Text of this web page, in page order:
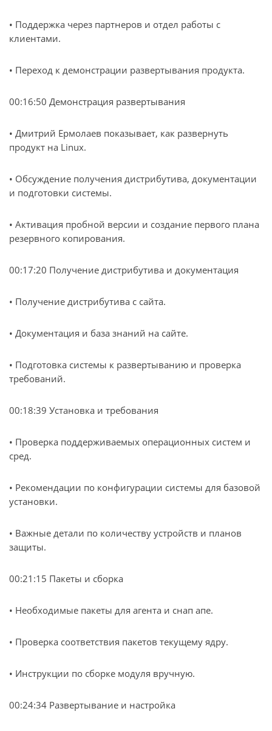
• Поддержка через партнеров и отдел работы с
клиентами.
• Переход к демонстрации развертывания продукта.
00:16:50 Демонстрация развертывания
• Дмитрий Ермолаев показывает, как развернуть
продукт на Linux.
• Обсуждение получения дистрибутива, документации
и подготовки системы.
• Активация пробной версии и создание первого плана
резервного копирования.
00:17:20 Получение дистрибутива и документация
• Получение дистрибутива с сайта.
• Документация и база знаний на сайте.
• Подготовка системы к развертыванию и проверка
требований.
00:18:39 Установка и требования
• Проверка поддерживаемых операционных систем и
сред.
• Рекомендации по конфигурации системы для базовой
установки.
• Важные детали по количеству устройств и планов
защиты.
00:21:15 Пакеты и сборка
• Необходимые пакеты для агента и снап апе.
• Проверка соответствия пакетов текущему ядру.
• Инструкции по сборке модуля вручную.
00:24:34 Развертывание и настройка